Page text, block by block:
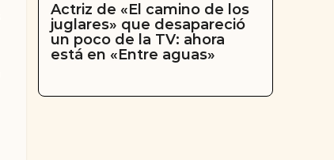
Actriz de «El camino de los
juglares» que desapareció
un poco de la TV: ahora
está en «Entre aguas»